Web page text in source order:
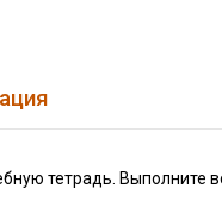
тетрадь. Выполните